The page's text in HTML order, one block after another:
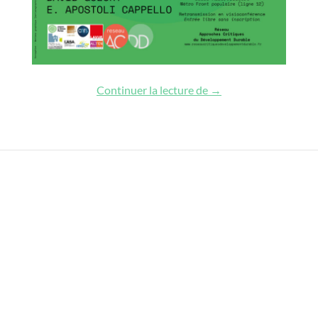
Continuer la lecture de Pratiques de
→